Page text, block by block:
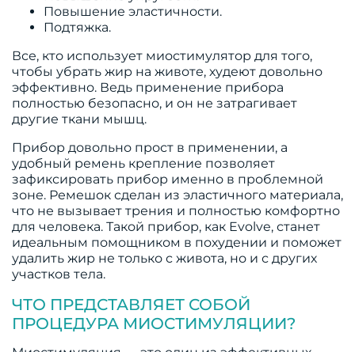
Повышение эластичности.
Подтяжка.
Все, кто использует миостимулятор для того,
чтобы убрать жир на животе, худеют довольно
эффективно. Ведь применение прибора
полностью безопасно, и он не затрагивает
другие ткани мышц.
Прибор довольно прост в применении, а
удобный ремень крепление позволяет
зафиксировать прибор именно в проблемной
зоне. Ремешок сделан из эластичного материала,
что не вызывает трения и полностью комфортно
для человека. Такой прибор, как Evolve, станет
идеальным помощником в похудении и поможет
удалить жир не только с живота, но и с других
участков тела.
ЧТО ПРЕДСТАВЛЯЕТ СОБОЙ
ПРОЦЕДУРА МИОСТИМУЛЯЦИИ?